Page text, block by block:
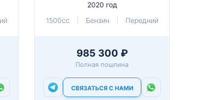
2020 год
1500cc
Бензин Передний
985 300 ₽
Полная пошлина
СВЯЗАТЬСЯ С НАМИ